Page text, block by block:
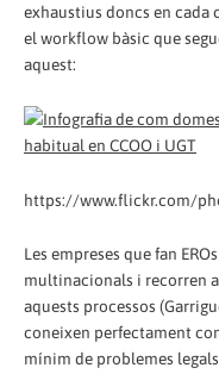
exhaustius doncs en cada
el workflow bàsic que
aquest:
https://www.flickr.com/
Les empreses que fan
multinacionals i recorren
aquests processos
coneixen perfectament
mínim de problemes